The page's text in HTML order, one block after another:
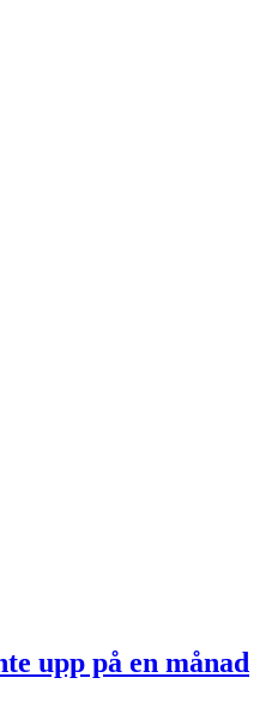
upp på en månad